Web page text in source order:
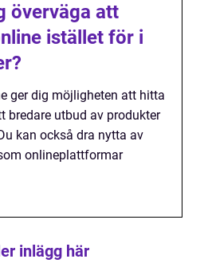
överväga att
istället för i
ger dig möjligheten att hitta
bredare utbud av produkter
kan också dra nytta av
onlineplattformar
inlägg här